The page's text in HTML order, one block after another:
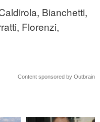
Bianchetti,
Florenzi,
Content sponsored by Outbrain